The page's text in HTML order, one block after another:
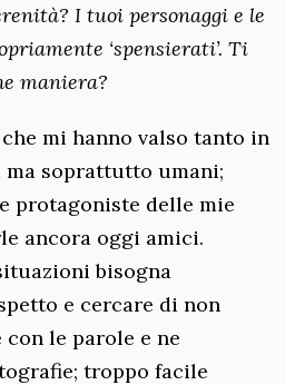
I tuoi personaggi e le
‘spensierati’. Ti
maniera?
mi hanno valso tanto in
soprattutto umani;
protagoniste delle mie
ancora oggi amici.
bisogna
e cercare di non
le parole e ne
troppo facile